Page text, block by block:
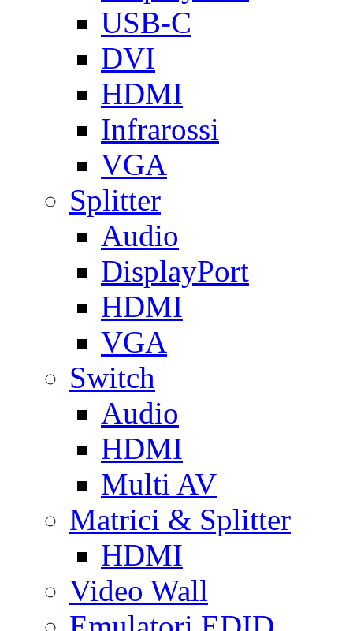
USB-C
DVI
HDMI
Infrarossi
VGA
Splitter
Audio
DisplayPort
HDMI
VGA
Switch
Audio
HDMI
Multi AV
Matrici & Splitter
HDMI
Video Wall